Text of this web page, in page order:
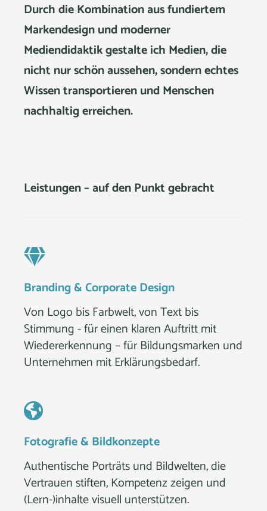
Durch die Kombination aus fundiertem
Markendesignund moderner
Mediendidaktikgestalte ich Medien, die
nicht nur schön aussehen, sondern echtes
Wissen transportieren und Menschen
nachhaltig erreichen.
Leistungen – auf den Punkt gebracht
Branding & Corporate Design
Von Logo bis Farbwelt, von Text bis
Stimmung - für einen klaren Auftritt mit
Wiedererkennung – für Bildungsmarken und
Unternehmen mit Erklärungsbedarf.
Fotografie & Bildkonzepte
Authentische Porträts und Bildwelten, die
Vertrauen stiften, Kompetenz zeigen und
(Lern-)inhalte visuell unterstützen.